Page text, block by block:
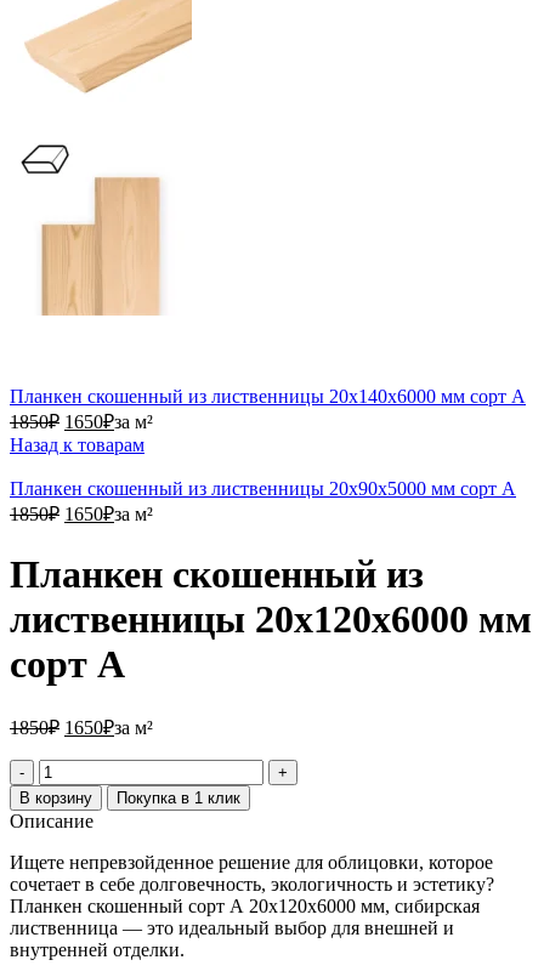
Планкен скошенный из лиственницы 20х140х6000 мм сорт А
1850₽ 1850₽.
1650₽1650₽.
за м²
Назад к товарам
Планкен скошенный из лиственницы 20х90х5000 мм сорт А
1850₽ 1850₽.
1650₽1650₽.
за м²
Планкен скошенный из
лиственницы 20х120х6000 мм
сорт А
1850₽ 1850₽.
1650₽1650₽.
за м²
Количество
товара
Планкен
скошенный
из
лиственницы
20х120х6000
мм
сорт
А
В корзину Покупка в 1 клик
Описание
Ищете непревзойденное решение для облицовки, которое
сочетает в себе долговечность, экологичность и эстетику?
Планкен скошенный сорт А 20х120х6000 мм, сибирская
лиственница — это идеальный выбор для внешней и
внутренней отделки.